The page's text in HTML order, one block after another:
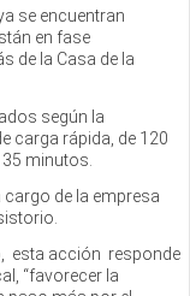
se encuentran
en fase
de la Casa de la
según la
carga rápida, de 120
minutos.
de la empresa
esta acción responde
“favorecer la